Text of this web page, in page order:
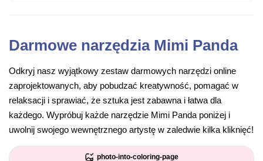
Darmowe narzędzia Mimi Panda
Odkryj nasz wyjątkowy zestaw darmowych narzędzi online
zaprojektowanych, aby pobudzać kreatywność, pomagać w
relaksacji i sprawiać, że sztuka jest zabawna i łatwa dla
każdego. Wypróbuj każde narzędzie Mimi Panda poniżej i
uwolnij swojego wewnętrznego artystę w zaledwie kilka kliknięć!
photo-into-coloring-page